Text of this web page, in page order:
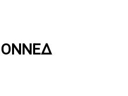
ΟΝΝΕΔ